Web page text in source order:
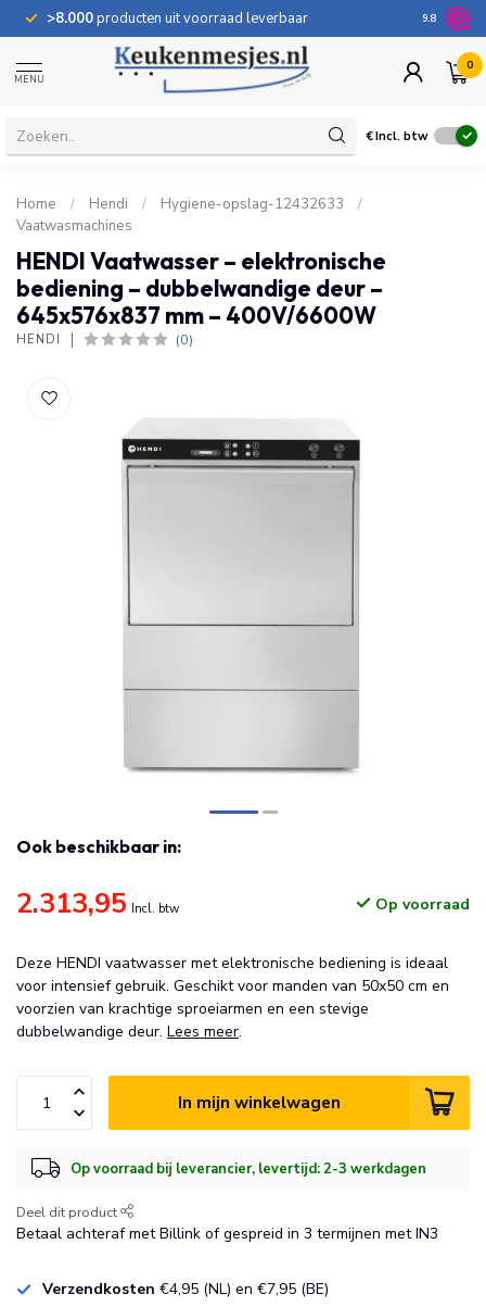
>8.000producten uit voorraad leverbaar 100
9.8
MENU
0
€Incl. btw
Home / Hendi / Hygiene-opslag-12432633
/
Vaatwasmachines
HENDI Vaatwasser – elektronische
bediening – dubbelwandige deur –
645x576x837 mm – 400V/6600W
HENDI (0)
Ook beschikbaar in:
2.313,95 Incl. btw Op voorraad
Deze HENDI vaatwasser met elektronische bediening is ideaal
voor intensief gebruik. Geschikt voor manden van 50x50 cm en
voorzien van krachtige sproeiarmen en een stevige
dubbelwandige deur. Lees meer.
In mijn winkelwagen
Op voorraad bij leverancier, levertijd: 2-3 werkdagen
Deel dit product
Betaal achteraf met Billink of gespreid in 3 termijnen met IN3
Verzendkosten €4,95 (NL) en €7,95 (BE)